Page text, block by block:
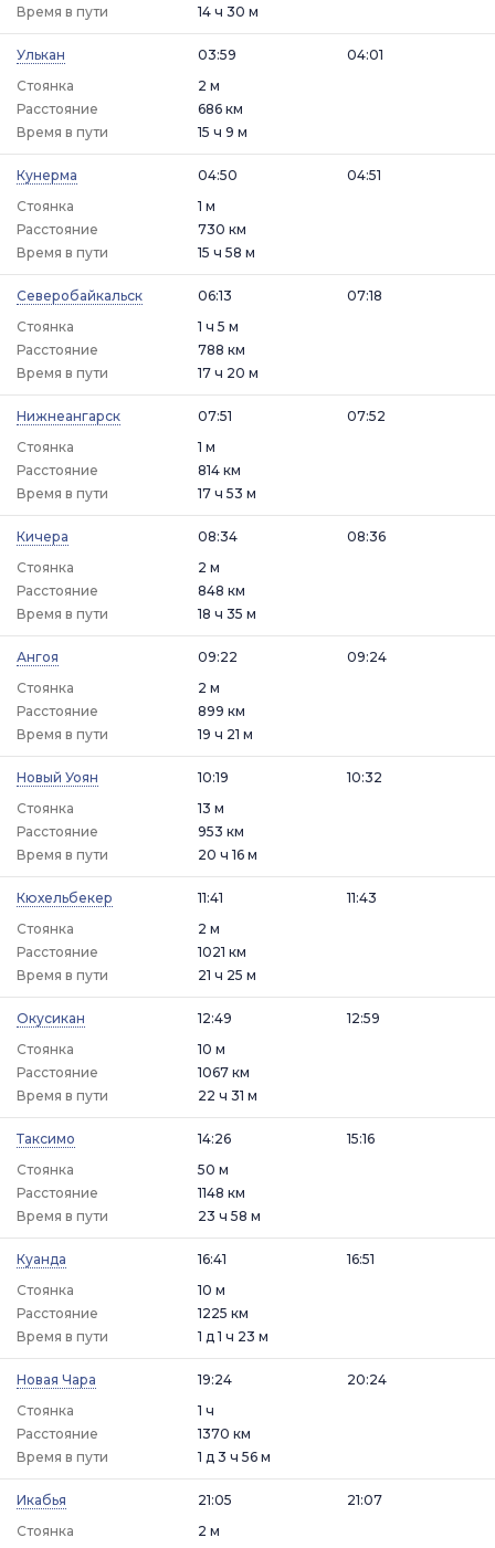
Время в пути 14 ч 30 м
Улькан
03:59
Стоянка
2 м
04:01
Расстояние
686 км
Время в пути
15 ч 9 м
Кунерма
04:50
Стоянка
1 м
04:51
Расстояние
730 км
Время в пути
15 ч 58 м
Северобайкальск
06:13
Стоянка
1 ч 5 м
07:18
Расстояние
788 км
Время в пути
17 ч 20 м
Нижнеангарск
07:51
Стоянка
1 м
07:52
Расстояние
814 км
Время в пути
17 ч 53 м
Кичера
08:34
Стоянка
2 м
08:36
Расстояние
848 км
Время в пути
18 ч 35 м
Ангоя
09:22
Стоянка
2 м
09:24
Расстояние
899 км
Время в пути
19 ч 21 м
Новый Уоян
10:19
Стоянка
13 м
10:32
Расстояние
953 км
Время в пути
20 ч 16 м
Кюхельбекер
11:41
Стоянка
2 м
11:43
Расстояние
1021 км
Время в пути
21 ч 25 м
Окусикан
12:49
Стоянка
10 м
12:59
Расстояние
1067 км
Время в пути
22 ч 31 м
Таксимо
14:26
Стоянка
50 м
15:16
Расстояние
1148 км
Время в пути
23 ч 58 м
Куанда
16:41
Стоянка
10 м
16:51
Расстояние
1225 км
Время в пути
1 д 1 ч 23 м
Новая Чара
19:24
Стоянка
1 ч
20:24
Расстояние
1370 км
Время в пути
1 д 3 ч 56 м
Икабья
21:05
Стоянка
2 м
21:07